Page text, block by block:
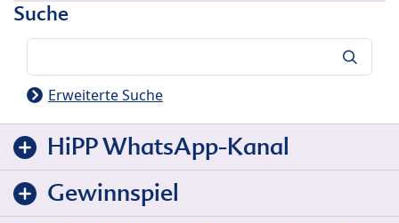
Suche
Erweiterte Suche
HiPP WhatsApp-Kanal
Gewinnspiel